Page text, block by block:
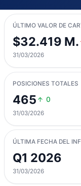
ÚLTIMO VALOR DE
$32.419 M.
31/03/2026
POSICIONES TOTALES
465 0
31/03/2026
ÚLTIMA FECHA DEL
Q1 2026
31/03/2026